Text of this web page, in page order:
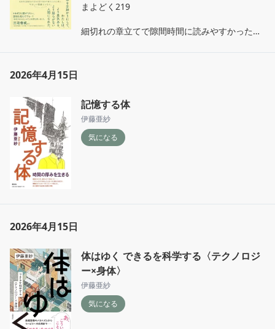
まよどく219
細切れの章立てで隙間時間に読みやすかった◎
できるようにしたい◎
2026年4月15日
記憶する体
伊藤亜紗
気になる
2026年4月15日
体はゆく できるを科学する〈テクノロジ
ー×身体〉
伊藤亜紗
気になる